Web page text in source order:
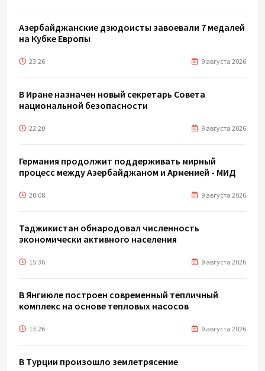
Азербайджанские дзюдоисты завоевали 7 медалей
на Кубке Европы
23:26 9 августа 2026
В Иране назначен новый секретарь Совета
национальной безопасности
22:20 9 августа 2026
Германия продолжит поддерживать мирный
процесс между Азербайджаном и Арменией - МИД
20:08 9 августа 2026
Таджикистан обнародовал численность
экономически активного населения
15:36 9 августа 2026
В Янгиюле построен современный тепличный
комплекс на основе тепловых насосов
13:26 9 августа 2026
В Турции произошло землетрясение